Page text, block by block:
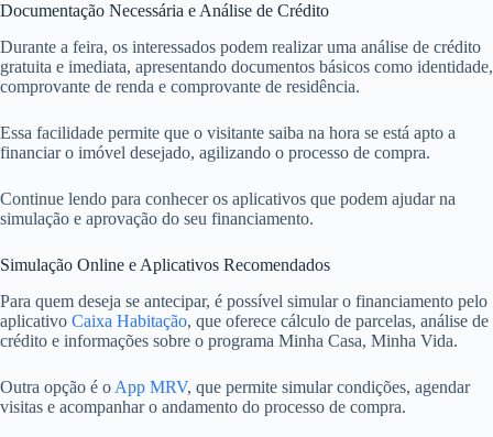
Documentação Necessária e Análise de Crédito
Durante a feira, os interessados podem realizar uma análise de crédito
gratuita e imediata, apresentando documentos básicos como identidade,
comprovante de renda e comprovante de residência.
Essa facilidade permite que o visitante saiba na hora se está apto a
financiar o imóvel desejado, agilizando o processo de compra.
Continue lendo para conhecer os aplicativos que podem ajudar na
simulação e aprovação do seu financiamento.
Simulação Online e Aplicativos Recomendados
Para quem deseja se antecipar, é possível simular o financiamento pelo
aplicativo Caixa Habitação, que oferece cálculo de parcelas, análise de
crédito e informações sobre o programa Minha Casa, Minha Vida.
Outra opção é o App MRV, que permite simular condições, agendar
visitas e acompanhar o andamento do processo de compra.